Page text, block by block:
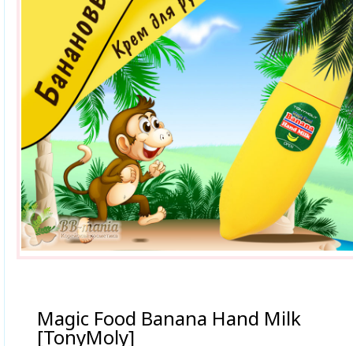
Magic Food Banana Hand Milk
[TonyMoly]